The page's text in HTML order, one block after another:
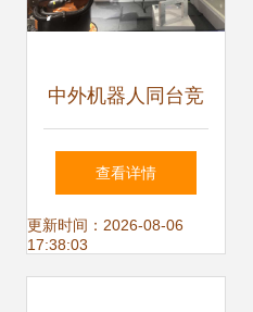
中外机器人同台竞
技 在工博会上思考
未来工厂
查看详情
更新时间：2026-08-06
17:38:03